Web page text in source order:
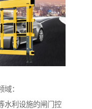
：
水利设施的闸门控